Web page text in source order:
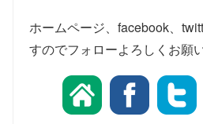
ホームページ、facebook、
すのでフォローよろしくお願